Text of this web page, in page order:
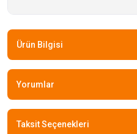
Ürün Bilgisi
Yorumlar
Taksit Seçenekleri